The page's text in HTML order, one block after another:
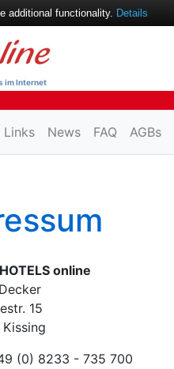
im Internet
Links News FAQ AGBs
online
15
(0) 8233 - 735 700
additional functionality. Details